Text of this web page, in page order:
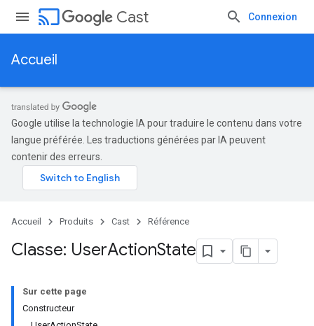
cast Cast Connexion
Accueil
Google utilise la technologie IA pour traduire le contenu dans votre
langue préférée. Les traductions générées par IA peuvent
contenir des erreurs.
Accueil Produits Cast Référence
Classe: UserActionState
Sur cette page
Constructeur